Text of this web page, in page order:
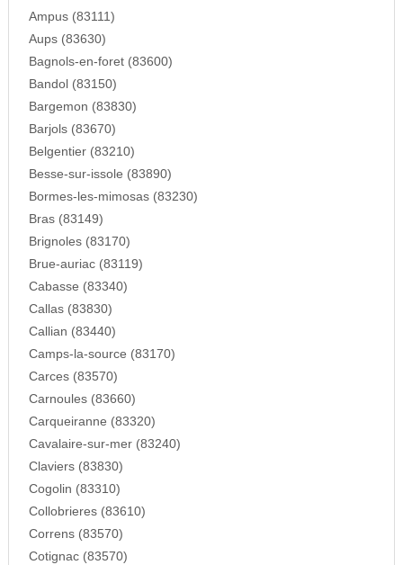
Ampus (83111)
Aups (83630)
Bagnols-en-foret (83600)
Bandol (83150)
Bargemon (83830)
Barjols (83670)
Belgentier (83210)
Besse-sur-issole (83890)
Bormes-les-mimosas (83230)
Bras (83149)
Brignoles (83170)
Brue-auriac (83119)
Cabasse (83340)
Callas (83830)
Callian (83440)
Camps-la-source (83170)
Carces (83570)
Carnoules (83660)
Carqueiranne (83320)
Cavalaire-sur-mer (83240)
Claviers (83830)
Cogolin (83310)
Collobrieres (83610)
Correns (83570)
Cotignac (83570)